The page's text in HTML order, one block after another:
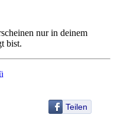
nur in deinem
bist.
Teilen